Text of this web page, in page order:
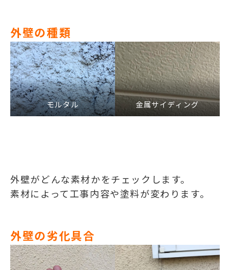
外壁の種類
モルタル 金属サイディング
外壁がどんな素材かをチェックします。
素材によって工事内容や塗料が変わります。
外壁の劣化具合